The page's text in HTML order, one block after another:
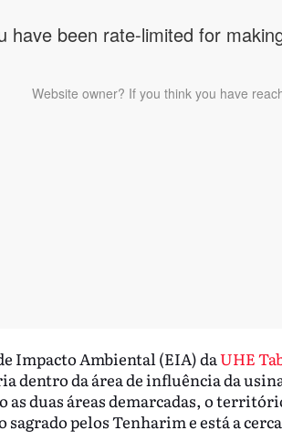
Impacto Ambiental (EIA) daUHE
dentro da área de influência da
as duas áreas demarcadas, o
sagrado pelos Tenharim e está a